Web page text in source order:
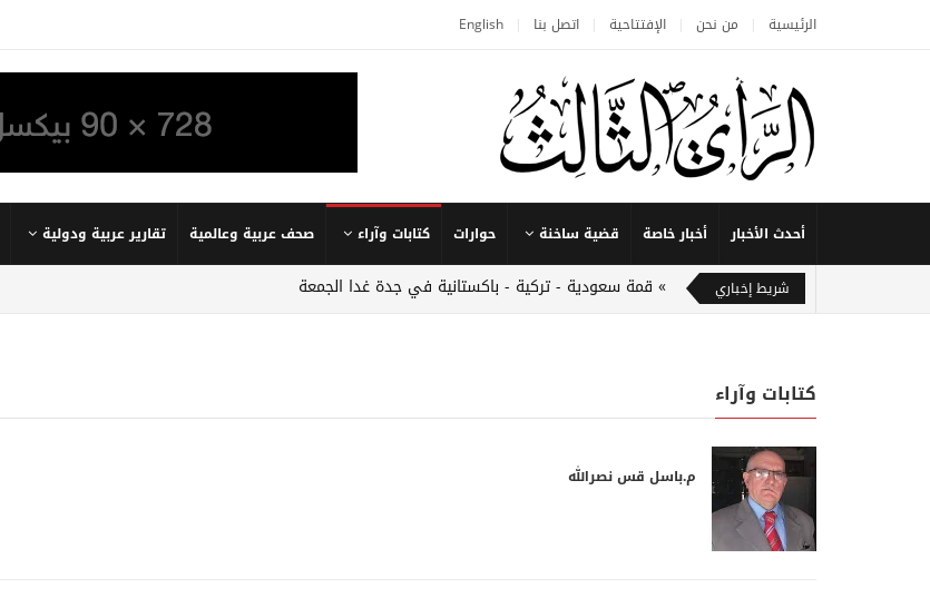
الرئيسية من نحن الإفتتاحية اتصل بنا English
أحدث الأخبار أخبار خاصة قضية ساخنة حوارات كتابات وآراء صحف عربية وعالمية تقارير عربية ودولية
شريط إخباري قمة سعودية - تركية - باكستانية في جدة غدا الجمعة
كتابات وآراء
م.باسل قس نصرالله